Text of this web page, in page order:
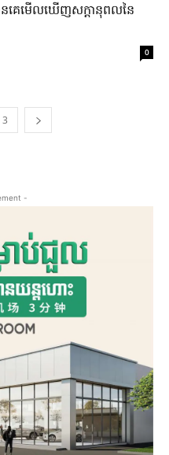
ាន​គេ​មើល​ឃើញ​សក្តានុពល​នៃ​
0
3
-